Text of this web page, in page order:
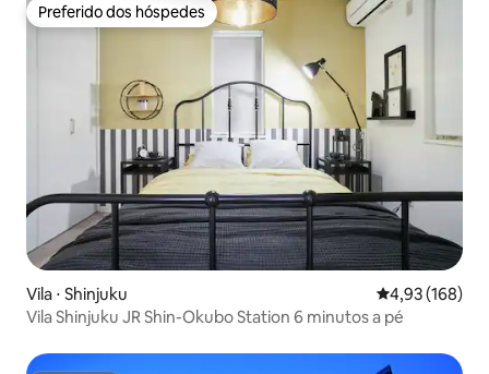
Preferido dos hóspedes
Preferido dos hóspedes
Vila ⋅ Shinjuku 4,93 de uma
4,93 (168)
Vila Shinjuku JR Shin-Okubo Station 6 minutos a pé